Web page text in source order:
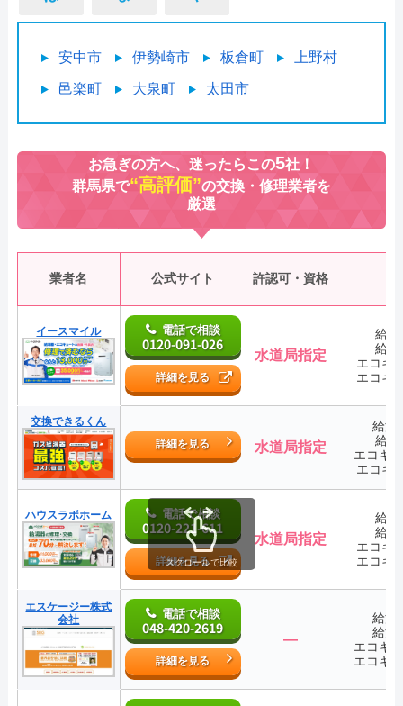
安中市 伊勢崎市 板倉町 上野村
邑楽町 大泉町 太田市
お急ぎの方へ、迷ったらこの5社！
群馬県で“高評価”の交換・修理業者を
厳選
業者名 公式サイト 許認可・資格
イースマイル 電話で相談
0120-091-026
詳細を見る
水道局指定
給
給
エコキ
エコキ
交換できるくん
詳細を見る
水道局指定
給湯
給
エコキ
エコキ
ハウスラボホーム 電話で相談
0120-221-611
詳細を見る
水道局指定
給
給
エコキ
エコキ
エスケージー株式
会社
電話で相談
048-420-2619
詳細を見る
―
給湯
給湯
エコキ
エコキ
スクロールで比較